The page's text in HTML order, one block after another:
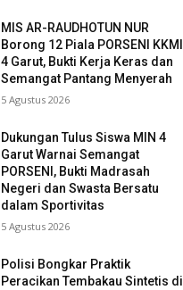
MIS AR-RAUDHOTUN NUR
Borong 12 Piala PORSENI KKMI
4 Garut, Bukti Kerja Keras dan
Semangat Pantang Menyerah
5 Agustus 2026
Dukungan Tulus Siswa MIN 4
Garut Warnai Semangat
PORSENI, Bukti Madrasah
Negeri dan Swasta Bersatu
dalam Sportivitas
5 Agustus 2026
Polisi Bongkar Praktik
Peracikan Tembakau Sintetis di